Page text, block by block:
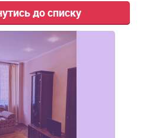
до списку